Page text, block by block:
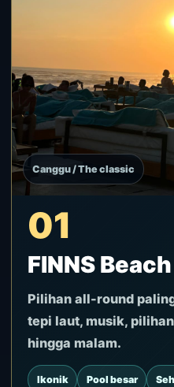
Canggu / The classic
01
FINNS
Pilihan all-round
tepi laut, musik,
hingga malam.
Ikonik Pool besar